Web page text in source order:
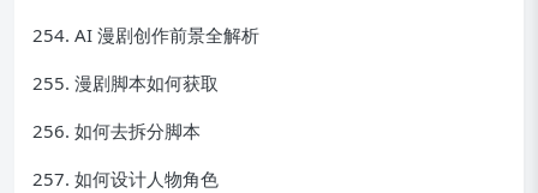
254. AI 漫剧创作前景全解析
255. 漫剧脚本如何获取
256. 如何去拆分脚本
257. 如何设计人物角色